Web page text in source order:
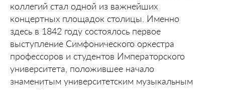
коллегий стал одной из важнейших
концертных площадок столицы. Именно
здесь в 1842 году состоялось первое
выступление Симфонического оркестра
профессоров и студентов Императорского
университета, положившее начало
знаменитым университетским музыкальным